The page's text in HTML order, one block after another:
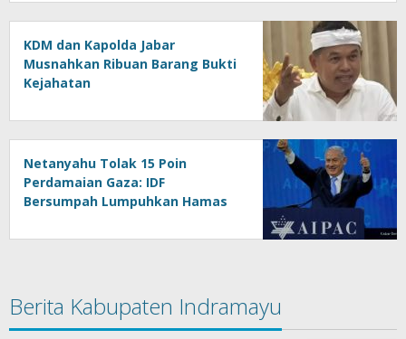
KDM dan Kapolda Jabar
Musnahkan Ribuan Barang Bukti
Kejahatan
Netanyahu Tolak 15 Poin
Perdamaian Gaza: IDF
Bersumpah Lumpuhkan Hamas
Berita Kabupaten Indramayu